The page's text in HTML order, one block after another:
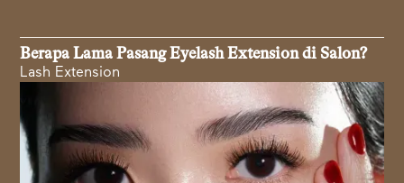
Berapa Lama Pasang Eyelash Extension di Salon?
Lash Extension